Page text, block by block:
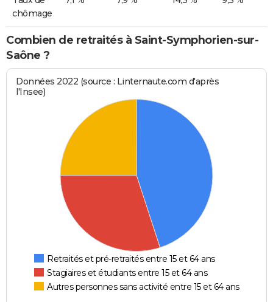
chômage
Combien de retraités à Saint-Symphorien-sur-
Saône ?
Données 2022 (source : Linternaute.com d'après
l'Insee)
Retraités et pré-retraités entre 15 et 64 ans
Stagiaires et étudiants entre 15 et 64 ans
Autres personnes sans activité entre 15 et 64 ans